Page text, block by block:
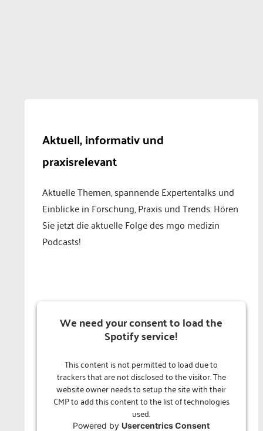
Aktuell, informativ und
praxisrelevant
Aktuelle Themen, spannende Expertentalks und
Einblicke in Forschung, Praxis und Trends. Hören
Sie jetzt die aktuelle Folge des mgo medizin
Podcasts!
We need your consent to load the
Spotify service!
This content is not permitted to load due to
trackers that are not disclosed to the visitor. The
website owner needs to setup the site with their
CMP to add this content to the list of technologies
used.
Powered byUsercentrics Consent